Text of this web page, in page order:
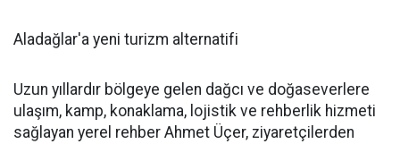
Aladağlar'a yeni turizm alternatifi
Uzun yıllardır bölgeye gelen dağcı ve doğaseverlere
ulaşım, kamp, konaklama, lojistik ve rehberlik hizmeti
sağlayan yerel rehber Ahmet Üçer, ziyaretçilerden